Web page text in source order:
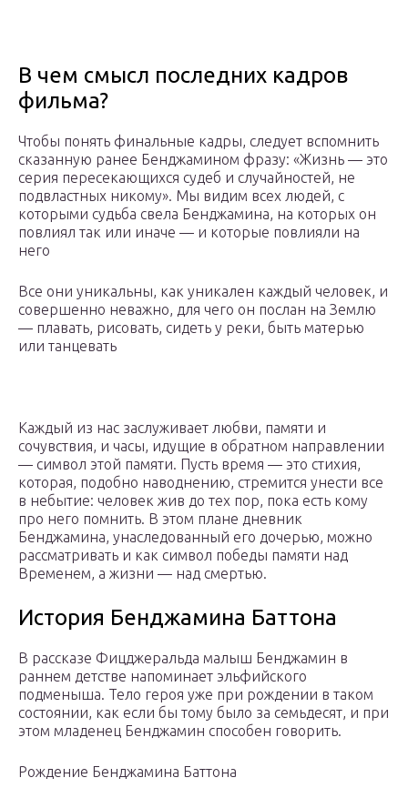
В чем смысл последних кадров
фильма?
Чтобы понять финальные кадры, следует вспомнить
сказанную ранее Бенджамином фразу: «Жизнь — это
серия пересекающихся судеб и случайностей, не
подвластных никому». Мы видим всех людей, с
которыми судьба свела Бенджамина, на которых он
повлиял так или иначе — и которые повлияли на
него
Все они уникальны, как уникален каждый человек, и
совершенно неважно, для чего он послан на Землю
— плавать, рисовать, сидеть у реки, быть матерью
или танцевать
Каждый из нас заслуживает любви, памяти и
сочувствия, и часы, идущие в обратном направлении
— символ этой памяти. Пусть время — это стихия,
которая, подобно наводнению, стремится унести все
в небытие: человек жив до тех пор, пока есть кому
про него помнить. В этом плане дневник
Бенджамина, унаследованный его дочерью, можно
рассматривать и как символ победы памяти над
Временем, а жизни — над смертью.
История Бенджамина Баттона
В рассказе Фицджеральда малыш Бенджамин в
раннем детстве напоминает эльфийского
подменыша. Тело героя уже при рождении в таком
состоянии, как если бы тому было за семьдесят, и при
этом младенец Бенджамин способен говорить.
Рождение Бенджамина Баттона